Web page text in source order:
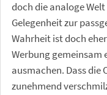
doch die analoge
Gelegenheit zur
Wahrheit ist doch
Werbung gemeinsam
ausmachen. Dass die
zunehmend